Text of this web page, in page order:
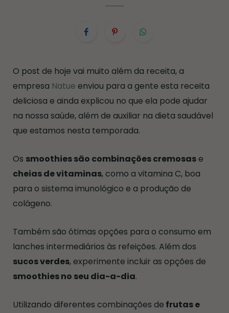
O post de hoje vai muito além da receita, a
empresa Natue enviou para a gente esta receita
deliciosa e ainda explicou no que ela pode ajudar
na nossa saúde, além de auxiliar na dieta saudável
que estamos nesta temporada.
Os smoothies são combinações cremosase
cheias de vitaminas, como a vitamina C, boa
para o sistema imunológico e a produção de
colágeno.
Também são ótimas opções para o consumo em
lanches intermediários às refeições. Além dos
sucos verdes, experimente incluir as opções de
smoothies no seu dia-a-dia.
Utilizando diferentes combinações de frutas e